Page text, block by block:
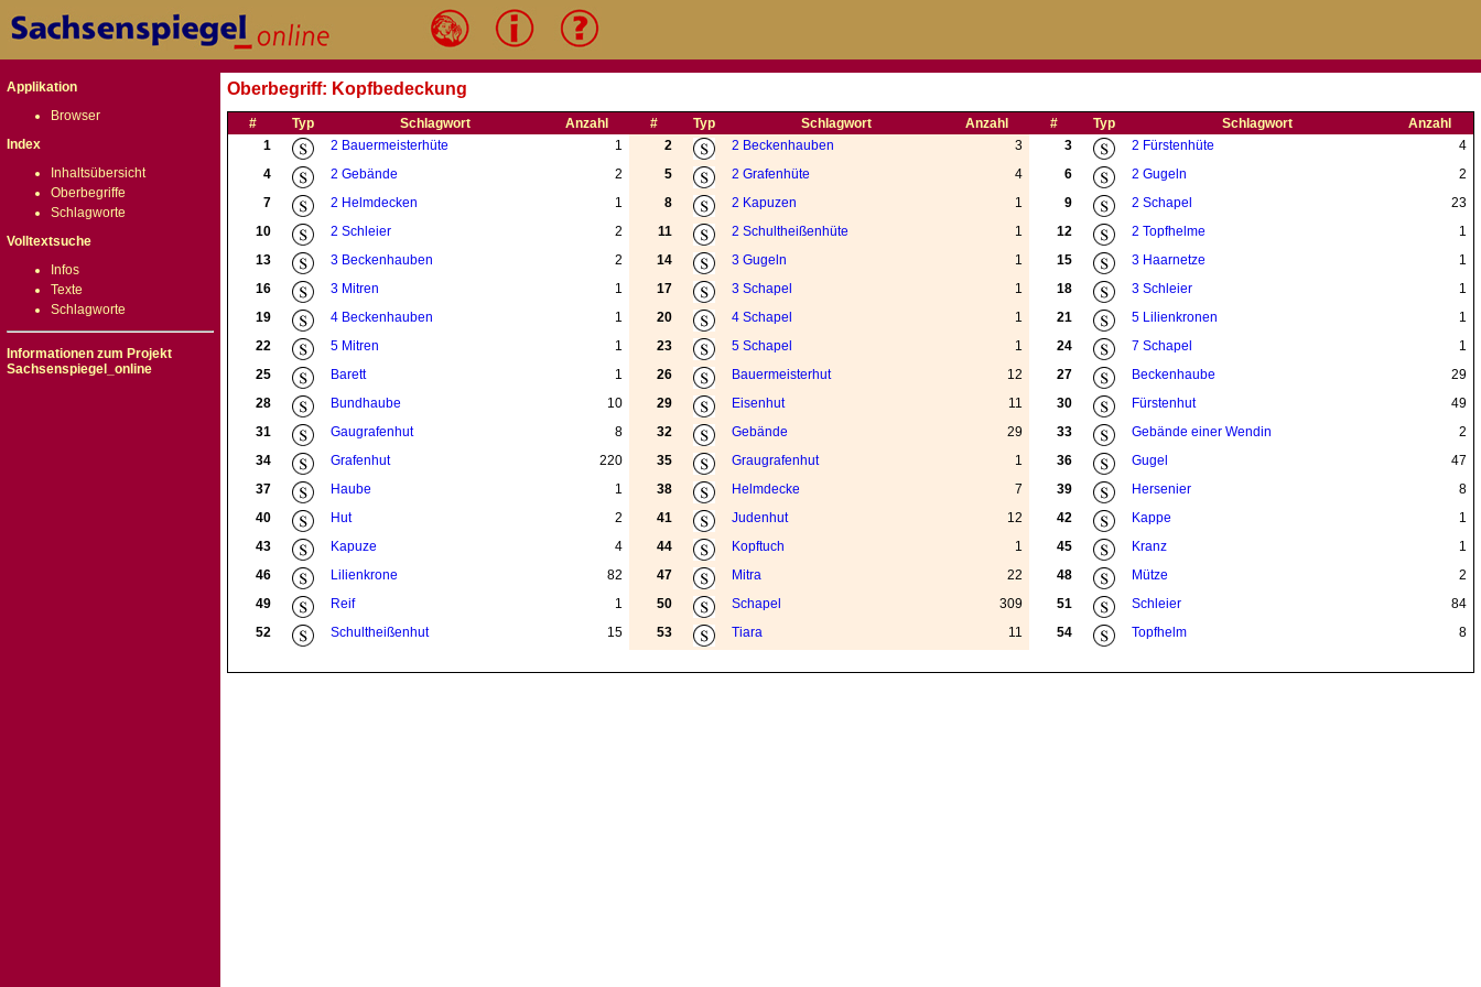
Applikation
Browser
Index
Inhaltsübersicht
Oberbegriffe
Schlagworte
Volltextsuche
Infos
Texte
Schlagworte
Informationen zum Projekt
Sachsenspiegel_online
Oberbegriff: Kopfbedeckung
# Typ Schlagwort Anzahl # Typ Schlagwort Anzahl # Typ Schlagwort
Anzahl
1
2 Bauermeisterhüte 1 2 2 Beckenhauben 3 3 2 Fürstenhüte
4
4
2 Gebände 2 5 2 Grafenhüte 4 6 2 Gugeln
2
7
2 Helmdecken 1 8 2 Kapuzen 1 9 2 Schapel
23
10
2 Schleier 2 11 2 Schultheißenhüte 1 12 2 Topfhelme
1
13
3 Beckenhauben 2 14 3 Gugeln 1 15 3 Haarnetze
1
16
3 Mitren 1 17 3 Schapel 1 18 3 Schleier
1
19
4 Beckenhauben 1 20 4 Schapel 1 21 5 Lilienkronen
1
22
5 Mitren 1 23 5 Schapel 1 24 7 Schapel
1
25
Barett 1 26 Bauermeisterhut 12 27 Beckenhaube
29
28
Bundhaube 10 29 Eisenhut 11 30 Fürstenhut
49
31
Gaugrafenhut 8 32 Gebände 29 33 Gebände einer Wendin
2
34
Grafenhut 220 35 Graugrafenhut 1 36 Gugel
47
37
Haube 1 38 Helmdecke 7 39 Hersenier
8
40
Hut 2 41 Judenhut 12 42 Kappe
1
43
Kapuze 4 44 Kopftuch 1 45 Kranz
1
46
Lilienkrone 82 47 Mitra 22 48 Mütze
2
49
Reif 1 50 Schapel 309 51 Schleier
84
52
Schultheißenhut 15 53 Tiara 11 54 Topfhelm 8